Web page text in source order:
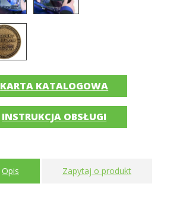
KARTA KATALOGOWA
INSTRUKCJA OBSŁUGI
Opis Zapytaj o produkt